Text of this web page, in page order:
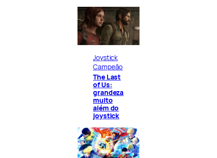
Joystick
Campeão
The Last
of Us:
grandeza
muito
além do
joystick